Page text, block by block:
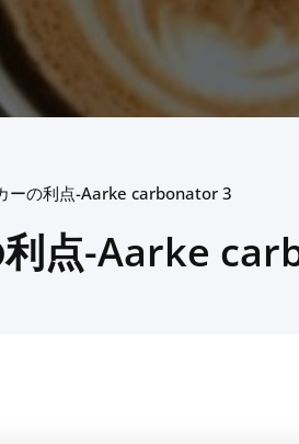
ーの利点-Aarke carbonator 3
点-Aarke